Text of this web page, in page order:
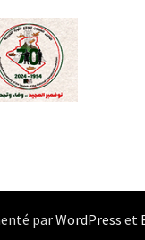
parWordPress et